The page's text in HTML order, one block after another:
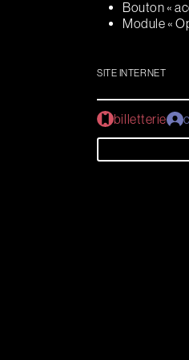
Bouton «
Module «
SITE INTERNET
billetterie
L'agence